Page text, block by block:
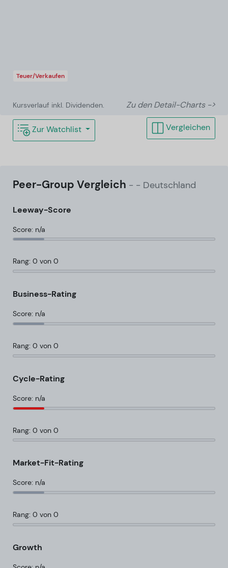
Teuer/Verkaufen
Kursverlauf inkl. Dividenden. Zu den Detail-Charts ->
Zur Watchlist Vergleichen
Peer-Group Vergleich - - Deutschland
Leeway-Score
Score: n/a
Rang: 0 von 0
Business-Rating
Score: n/a
Rang: 0 von 0
Cycle-Rating
Score: n/a
Rang: 0 von 0
Market-Fit-Rating
Score: n/a
Rang: 0 von 0
Growth